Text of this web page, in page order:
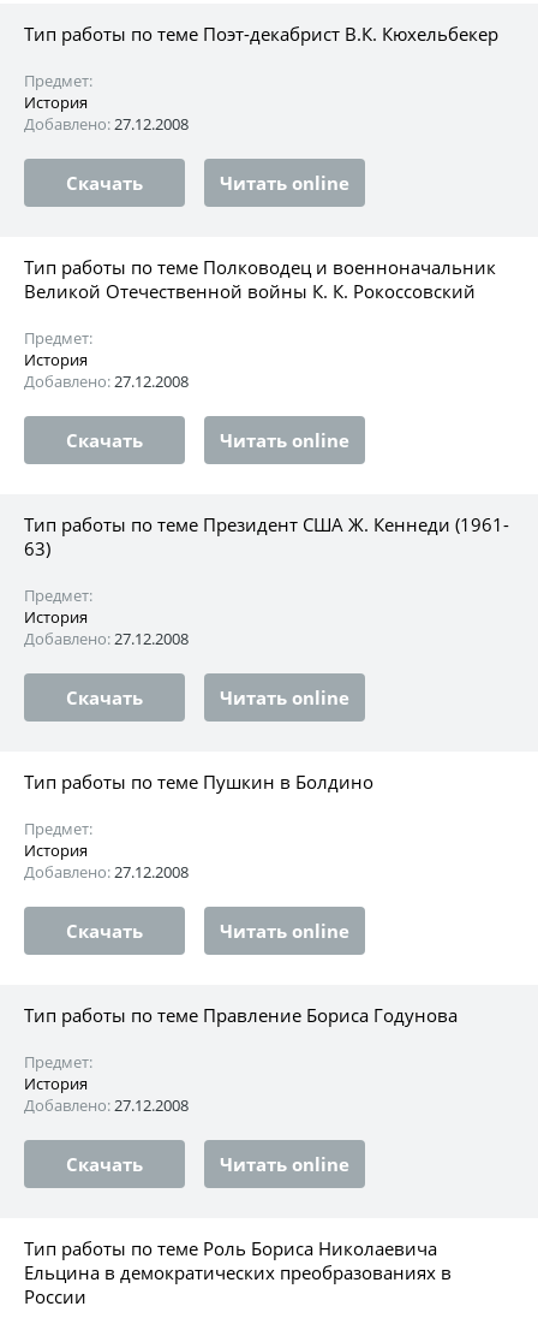
Тип работы по теме Поэт-декабрист В.К. Кюхельбекер
Предмет:
История
Добавлено:27.12.2008
Скачать Читать online
Тип работы по теме Полководец и военноначальник
Великой Отечественной войны К. К. Рокоссовский
Предмет:
История
Добавлено:27.12.2008
Скачать Читать online
Тип работы по теме Президент США Ж. Кеннеди (1961-
63)
Предмет:
История
Добавлено:27.12.2008
Скачать Читать online
Тип работы по теме Пушкин в Болдино
Предмет:
История
Добавлено:27.12.2008
Скачать Читать online
Тип работы по теме Правление Бориса Годунова
Предмет:
История
Добавлено:27.12.2008
Скачать Читать online
Тип работы по теме Роль Бориса Николаевича
Ельцинa в демократических преобразованиях в
России